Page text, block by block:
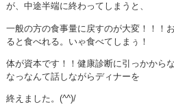
が、中途半端に終わってしまうと、
一般の方の食事量に戻すのが大変！！！
ると食べれる。いゃ食べてしまぅ！
体が資本です！！健康診断に引っかから
なっなんて話しながらディナーを
終えました。(^^)/